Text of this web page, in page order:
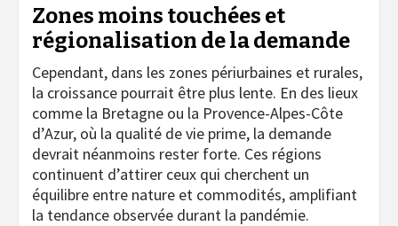
Zones moins touchées et
régionalisation de la demande
Cependant, dans les zones périurbaines et rurales,
la croissance pourrait être plus lente. En des lieux
comme la Bretagne ou la Provence-Alpes-Côte
d’Azur, où la qualité de vie prime, la demande
devrait néanmoins rester forte. Ces régions
continuent d’attirer ceux qui cherchent un
équilibre entre nature et commodités, amplifiant
la tendance observée durant la pandémie.